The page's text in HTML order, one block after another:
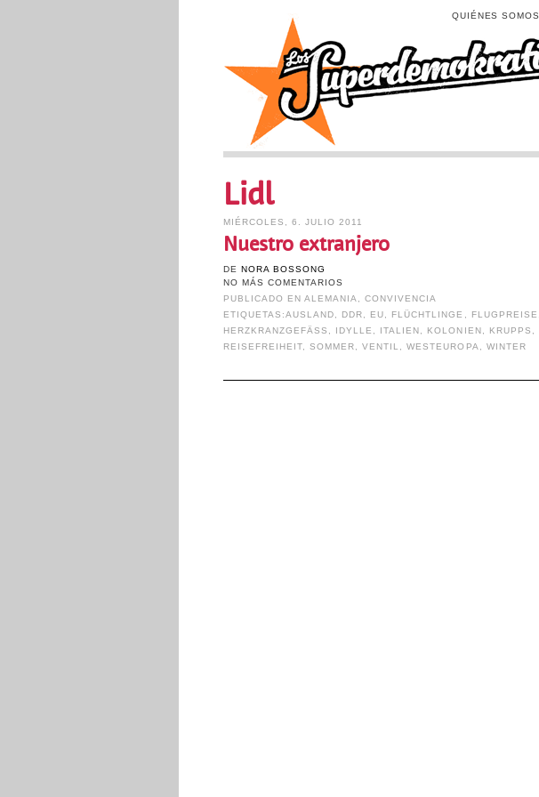
QUIÉNES SOMOS
Lidl
MIÉRCOLES, 6. JULIO 2011
Nuestro extranjero
DE NORA BOSSONG
NO MÁS COMENTARIOS
PUBLICADO EN ALEMANIA ,CONVIVENCIA
ETIQUETAS:AUSLAND DDR EU FLÜCHTLINGE FLUGPREISE
HERZKRANZGEFÄSS
IDYLLE ITALIEN KOLONIEN KRUPPS
REISEFREIHEIT, SOMMER ,VENTIL ,WESTEUROPA WINTER